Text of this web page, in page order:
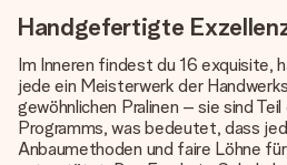
Handgefertigte
Im Inneren findest du 16 exquisite,
jede ein Meisterwerk der
gewöhnlichen Pralinen – sie sind
Programms, was bedeutet, dass
Anbaumethoden und faire Löhne